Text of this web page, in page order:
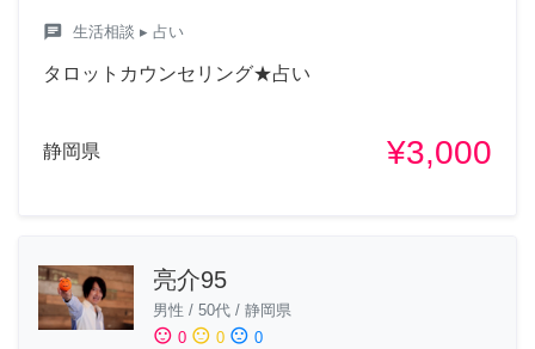
chat 生活相談 ▸ 占い
タロットカウンセリング★占い
静岡県 ¥3,000
亮介95
男性 / 50代 / 静岡県
sentiment_satisfied 0 sentiment_neutral 0 sentiment_dissatisfied 0